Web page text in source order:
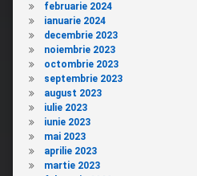
februarie 2024
ianuarie 2024
decembrie 2023
noiembrie 2023
octombrie 2023
septembrie 2023
august 2023
iulie 2023
iunie 2023
mai 2023
aprilie 2023
martie 2023